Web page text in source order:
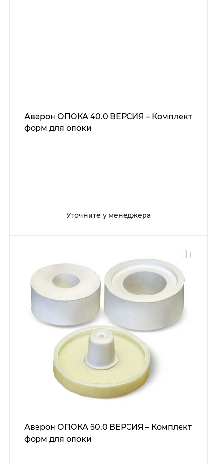
Аверон ОПОКА 40.0 ВЕРСИЯ – Комплект
форм для опоки
Уточните у менеджера
Аверон ОПОКА 60.0 ВЕРСИЯ – Комплект
форм для опоки